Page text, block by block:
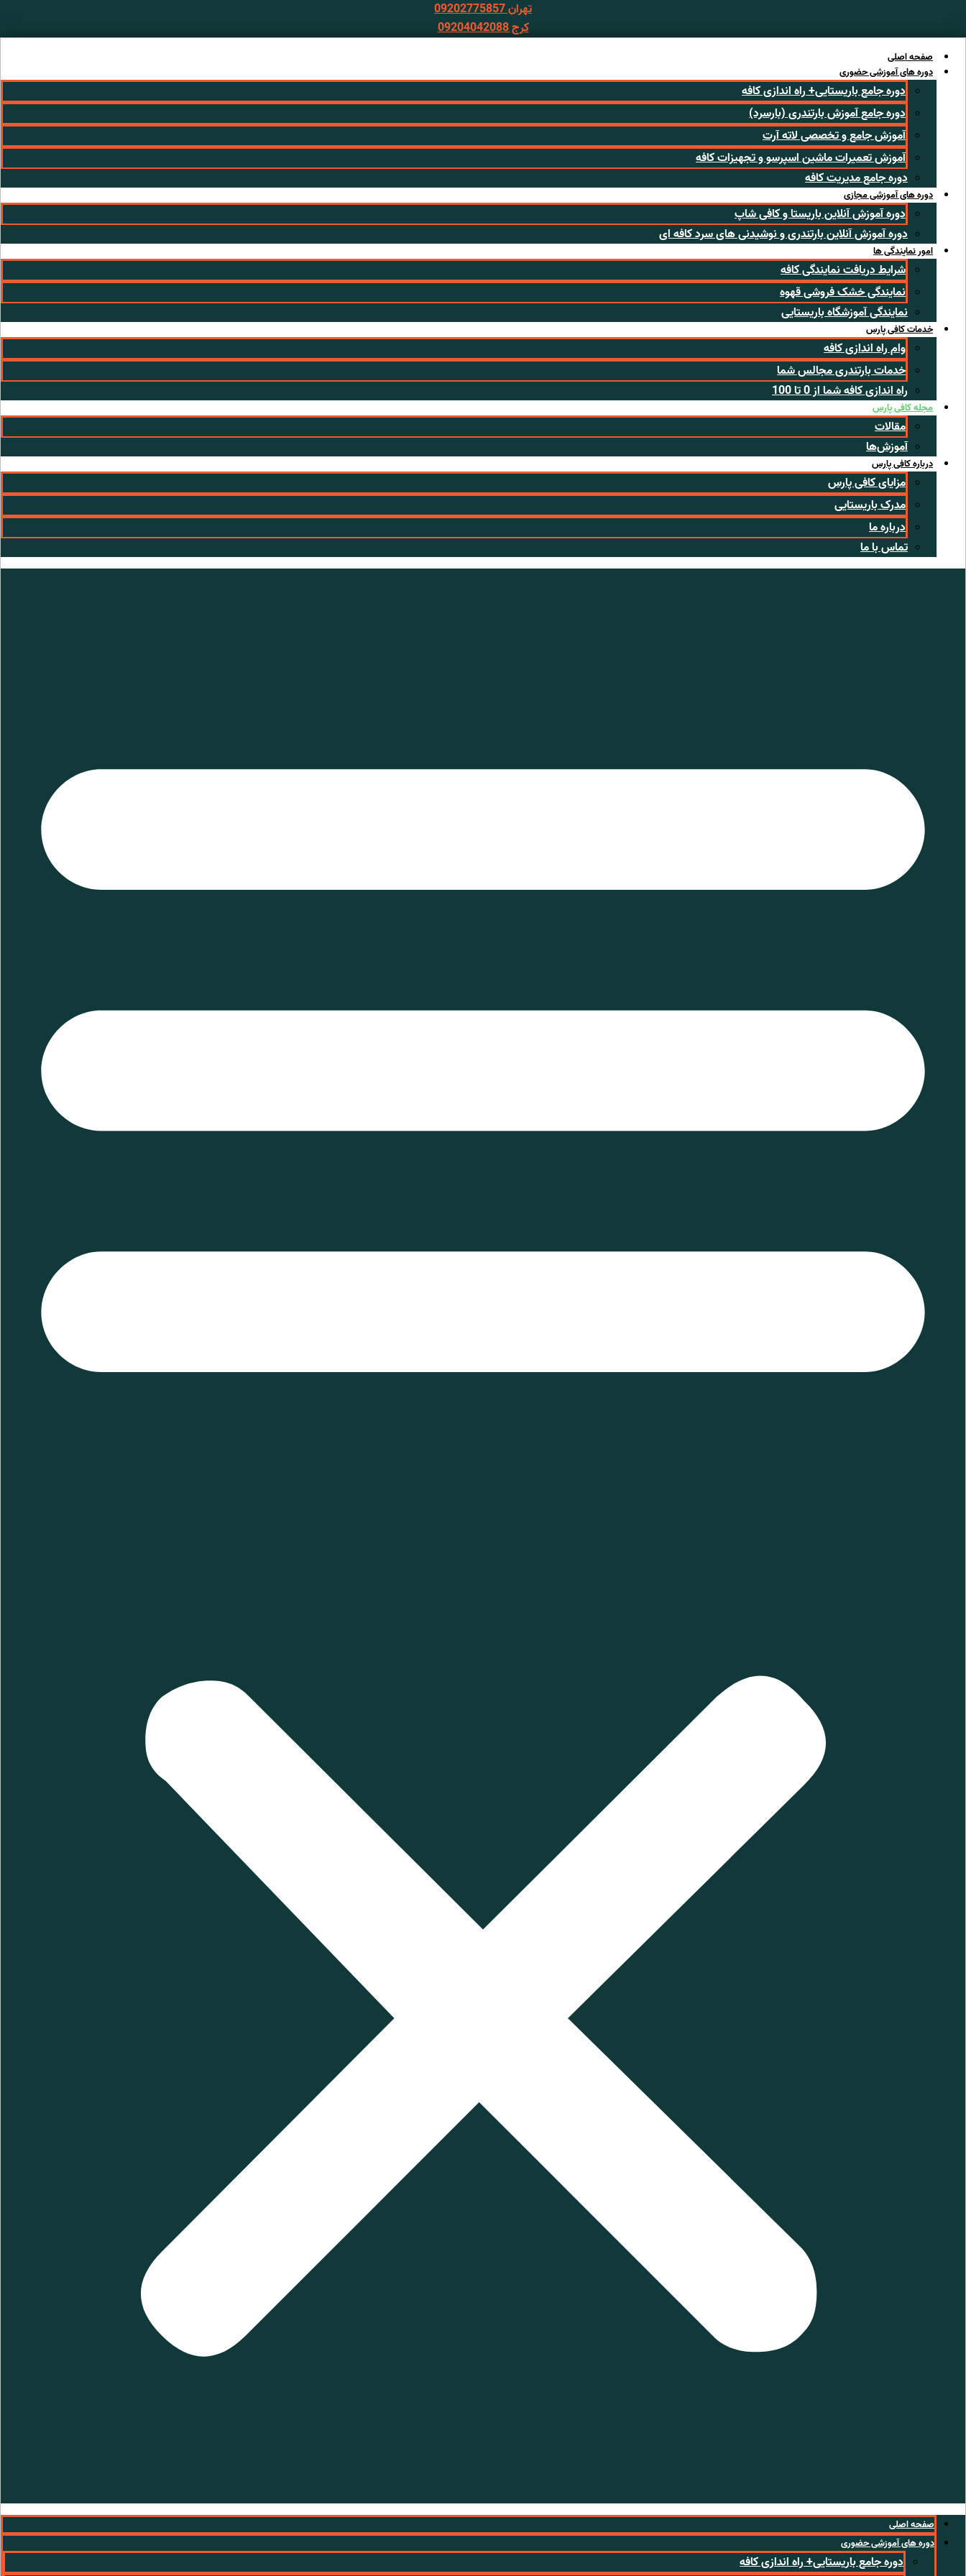
تهران 09202775857
کرج 09204042088
صفحه اصلی
دوره های آموزشی حضوری
دوره جامع باریستایی+ راه اندازی کافه
دوره جامع آموزش بارتندری (بارسرد)
آموزش جامع و تخصصی لاته آرت
آموزش تعمیرات ماشین اسپرسو و تجهیزات کافه
دوره جامع مدیریت کافه
دوره های آموزشی مجازی
دوره آموزش آنلاین باریستا و کافی شاپ
دوره آموزش آنلاین بارتندری و نوشیدنی های سرد کافه ای
امور نمایندگی ها
شرایط دریافت نمایندگی کافه
نمایندگی خشک فروشی قهوه
نمایندگی آموزشگاه باریستایی
خدمات کافی پارس
وام راه اندازی کافه
خدمات بارتندری مجالس شما
راه اندازی کافه شما از 0 تا 100
مجله کافی پارس
مقالات
آموزش‌ها
درباره کافی پارس
مزایای کافی پارس
مدرک باریستایی
درباره ما
تماس با ما
صفحه اصلی
دوره های آموزشی حضوری
دوره جامع باریستایی+ راه اندازی کافه